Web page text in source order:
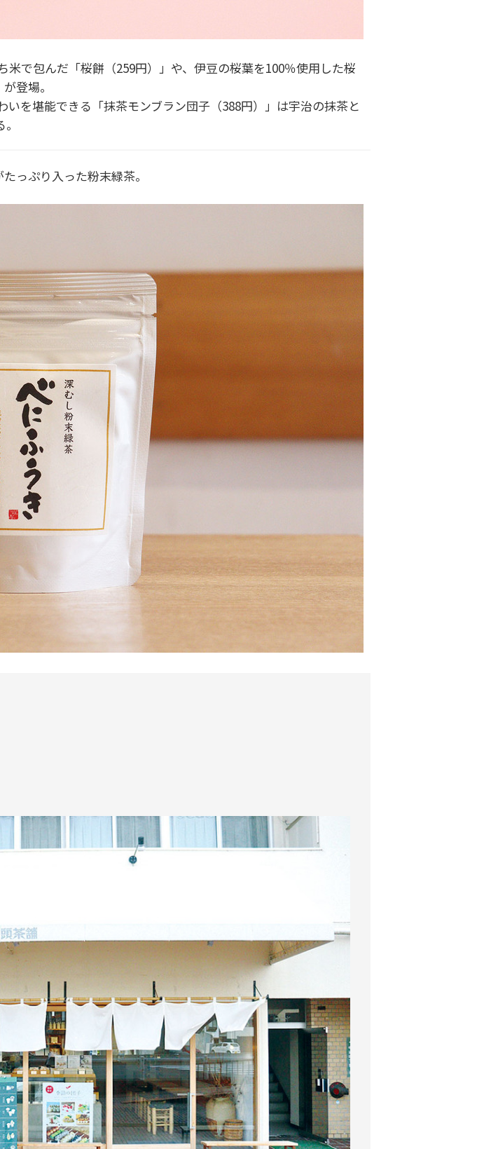
で包んだ「桜餅（259円）」や、伊豆の桜葉を100％使用した桜
登場。
を堪能できる「抹茶モンブラン団子（388円）」は宇治の抹茶と
っぷり入った粉末緑茶。